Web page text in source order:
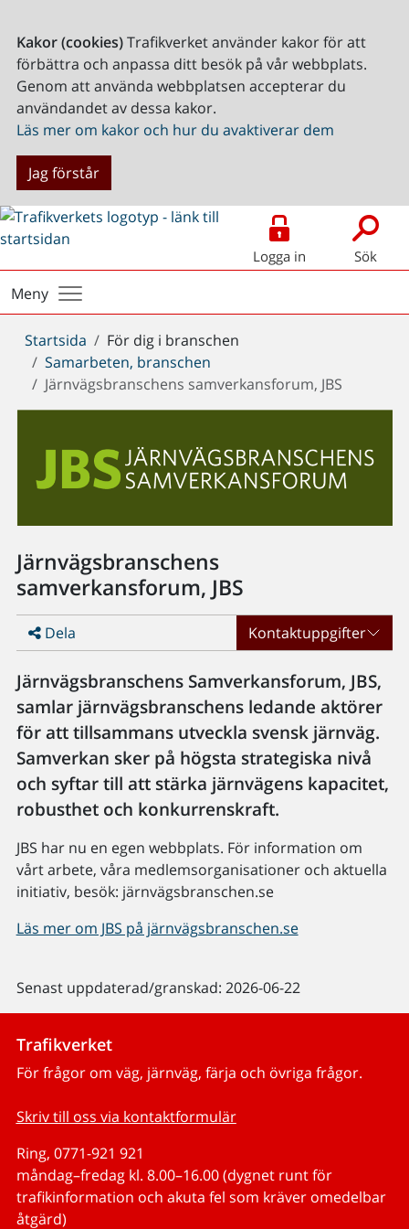
Kakor (cookies)Trafikverket använder kakor för att
förbättra och anpassa ditt besök på vår webbplats.
Genom att använda webbplatsen accepterar du
användandet av dessa kakor.
Läs mer om kakor och hur du avaktiverar dem
Jag förstår
Logga in Sök
Meny
Du
är
här:
Startsida
För dig i branschen
Samarbeten, branschen
Järnvägsbranschens samverkansforum, JBS
Järnvägsbranschens
samverkansforum, JBS
Dela Kontaktuppgifter
Järnvägsbranschens Samverkansforum, JBS,
samlar järnvägsbranschens ledande aktörer
för att tillsammans utveckla svensk järnväg.
Samverkan sker på högsta strategiska nivå
och syftar till att stärka järnvägens kapacitet,
robusthet och konkurrenskraft.
JBS har nu en egen webbplats. För information om
vårt arbete, våra medlemsorganisationer och aktuella
initiativ, besök: järnvägsbranschen.se
Läs mer om JBS på järnvägsbranschen.se
Senast uppdaterad/granskad: 2026-06-22
Trafikverket
För frågor om väg, järnväg, färja och övriga frågor.
Skriv till oss via kontaktformulär
Ring, 0771-921 921
måndag–fredag kl. 8.00–16.00 (dygnet runt för
trafikinformation och akuta fel som kräver omedelbar
åtgärd)